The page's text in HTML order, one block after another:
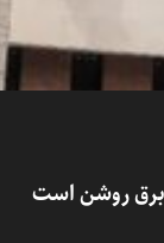
روشن است